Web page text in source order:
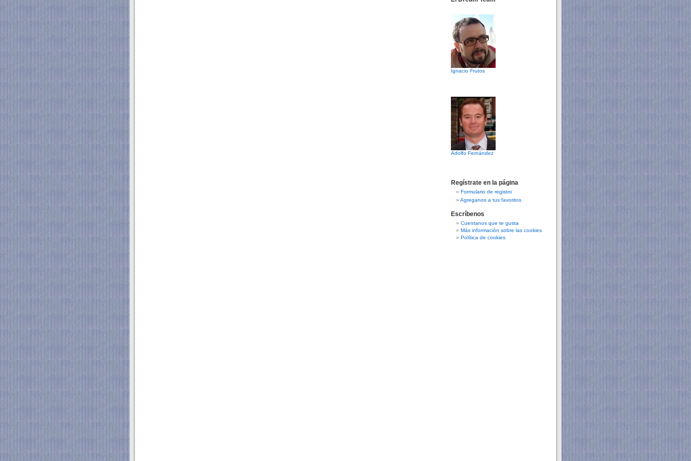
Ignacio Frutos
Adolfo Fernández
Regístrate en la página
Formulario de registro
Agreganos a tus favoritos
Escríbenos
Cuentanos que te gusta
Más información sobre las cookies
Política de cookies